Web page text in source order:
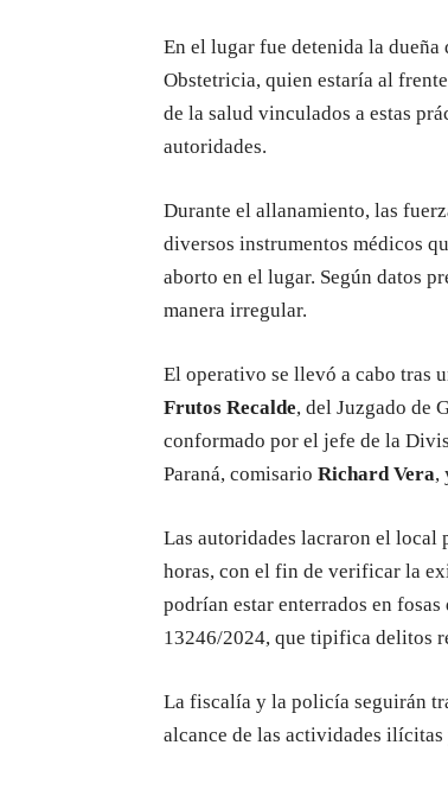
En el lugar fue detenida la
Obstetricia, quien estaría al
de la salud vinculados a estas
autoridades.
Durante el allanamiento, las
diversos instrumentos médicos
aborto en el lugar. Según datos
manera irregular.
El operativo se llevó a cabo tras
Frutos Recalde, del Juzgado de
conformado por el jefe de la
Paraná, comisario Richard Vera,
Las autoridades lacraron el local
horas, con el fin de verificar la
podrían estar enterrados en
13246/2024, que tipifica delitos
La fiscalía y la policía seguirán
alcance de las actividades